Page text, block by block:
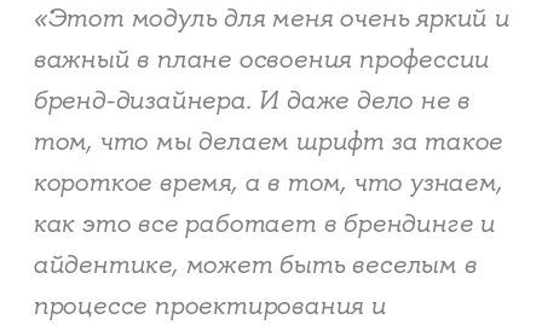
«Этот модуль для меня очень яркий и
важный в плане освоения профессии
бренд-дизайнера. И даже дело не в
том, что мы делаем шрифт за такое
короткое время, а в том, что узнаем,
как это все работает в брендинге и
айдентике, может быть веселым в
процессе проектирования и